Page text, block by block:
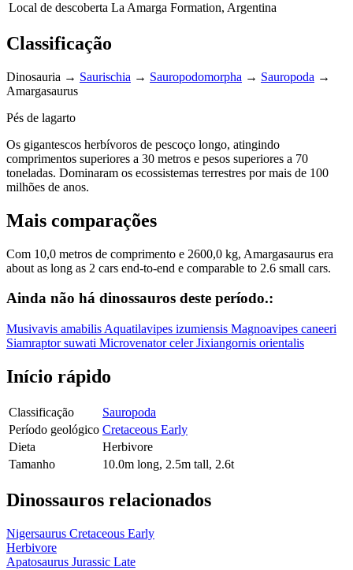
Local de descoberta La Amarga Formation, Argentina
Classificação
Dinosauria → Saurischia → Sauropodomorpha → Sauropoda →
Amargasaurus
Pés de lagarto
Os gigantescos herbívoros de pescoço longo, atingindo
comprimentos superiores a 30 metros e pesos superiores a 70
toneladas. Dominaram os ecossistemas terrestres por mais de 100
milhões de anos.
Mais comparações
Com 10,0 metros de comprimento e 2600,0 kg, Amargasaurus era
about as long as 2 cars end-to-end e comparable to 2.6 small cars.
Ainda não há dinossauros deste período.:
Musivavis amabilis Aquatilavipes izumiensis Magnoavipes caneeri
Siamraptor suwati Microvenator celerJixiangornis orientalis
Início rápido
Classificação
Sauropoda
Período geológico Cretaceous Early
Dieta
Herbivore
Tamanho
10.0m long, 2.5m tall, 2.6t
Dinossauros relacionados
Nigersaurus Cretaceous Early
Herbivore
Apatosaurus Jurassic Late